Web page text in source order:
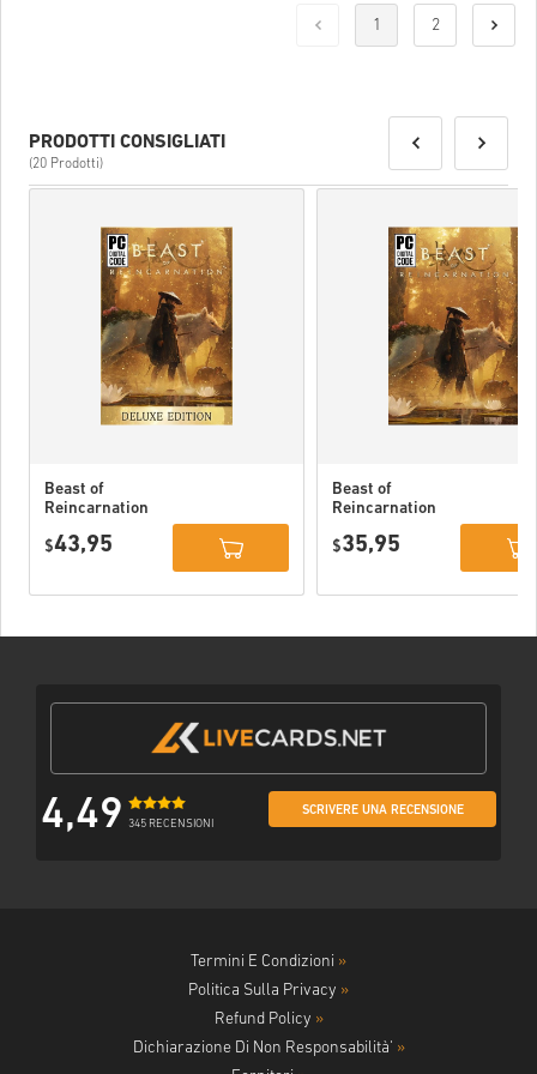
1 2
PRODOTTI CONSIGLIATI
(20 Prodotti)
Beast of
Reincarnation
PC (STEAM)
$43,95
Beast of
Reincarnation
$35,95
4,49 345 RECENSIONI
SCRIVERE UNA RECENSIONE
Termini E Condizioni »
Politica Sulla Privacy »
Refund Policy »
Dichiarazione Di Non Responsabilità' »